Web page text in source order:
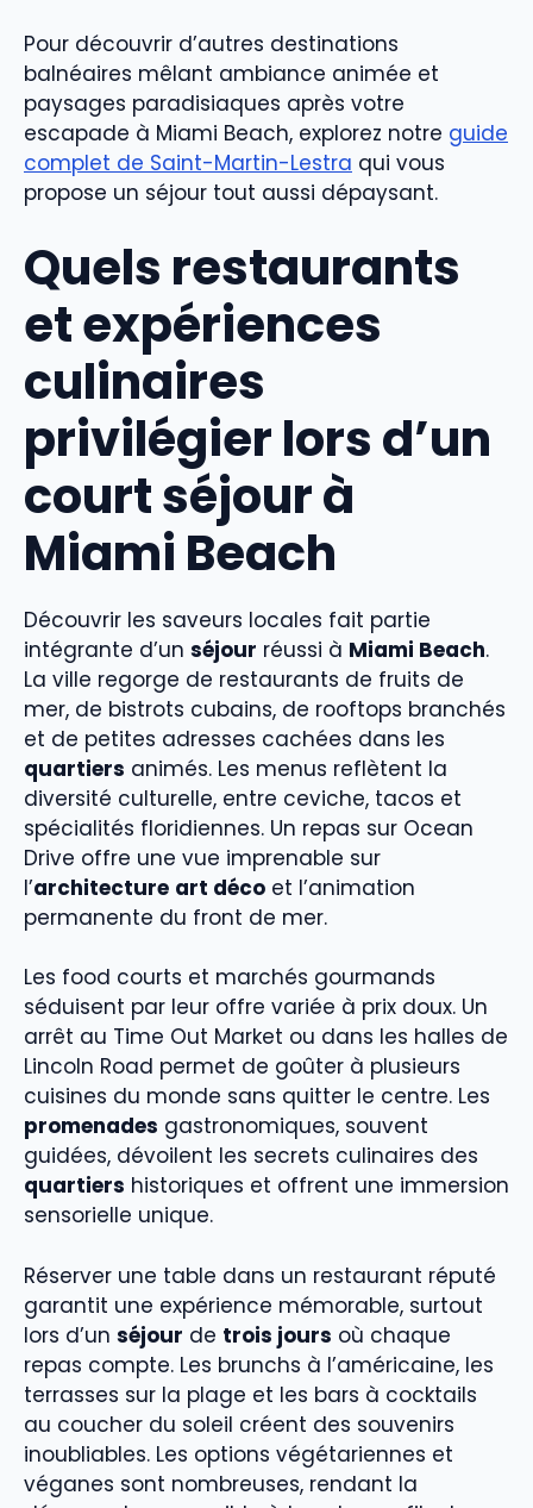
Pour découvrir d’autres destinations
balnéaires mêlant ambiance animée et
paysages paradisiaques après votre
escapade à Miami Beach, explorez notre guide
complet de Saint-Martin-Lestra qui vous
propose un séjour tout aussi dépaysant.
Quels restaurants
et expériences
culinaires
privilégier lors d’un
court séjour à
Miami Beach
Découvrir les saveurs locales fait partie
intégrante d’un séjour réussi à Miami Beach.
La ville regorge de restaurants de fruits de
mer, de bistrots cubains, de rooftops branchés
et de petites adresses cachées dans les
quartiers animés. Les menus reflètent la
diversité culturelle, entre ceviche, tacos et
spécialités floridiennes. Un repas sur Ocean
Drive offre une vue imprenable sur
l’architecture art déco et l’animation
permanente du front de mer.
Les food courts et marchés gourmands
séduisent par leur offre variée à prix doux. Un
arrêt au Time Out Market ou dans les halles de
Lincoln Road permet de goûter à plusieurs
cuisines du monde sans quitter le centre. Les
promenades gastronomiques, souvent
guidées, dévoilent les secrets culinaires des
quartiers historiques et offrent une immersion
sensorielle unique.
Réserver une table dans un restaurant réputé
garantit une expérience mémorable, surtout
lors d’un séjour de trois jours où chaque
repas compte. Les brunchs à l’américaine, les
terrasses sur la plage et les bars à cocktails
au coucher du soleil créent des souvenirs
inoubliables. Les options végétariennes et
véganes sont nombreuses, rendant la